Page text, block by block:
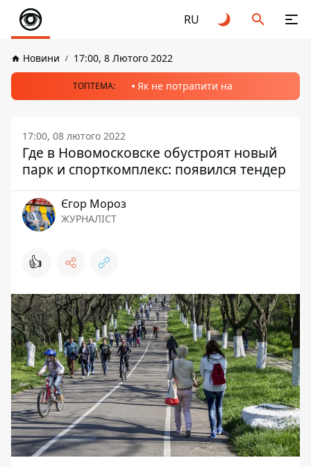
RU
Новини 17:00, 8 Лютого 2022
ТОПТЕМА: Як не потрапити на
17:00, 08 лютого 2022
Где в Новомосковске обустроят новый
парк и спорткомплекс: появился тендер
Єгор Мороз
ЖУРНАЛІСТ
👍